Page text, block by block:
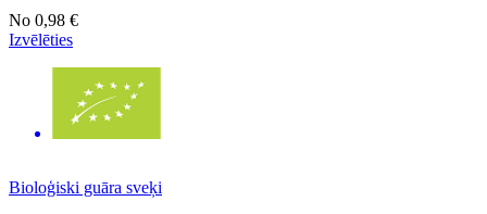
No 0,98 €
Izvēlēties
Bioloģiski guāra sveķi